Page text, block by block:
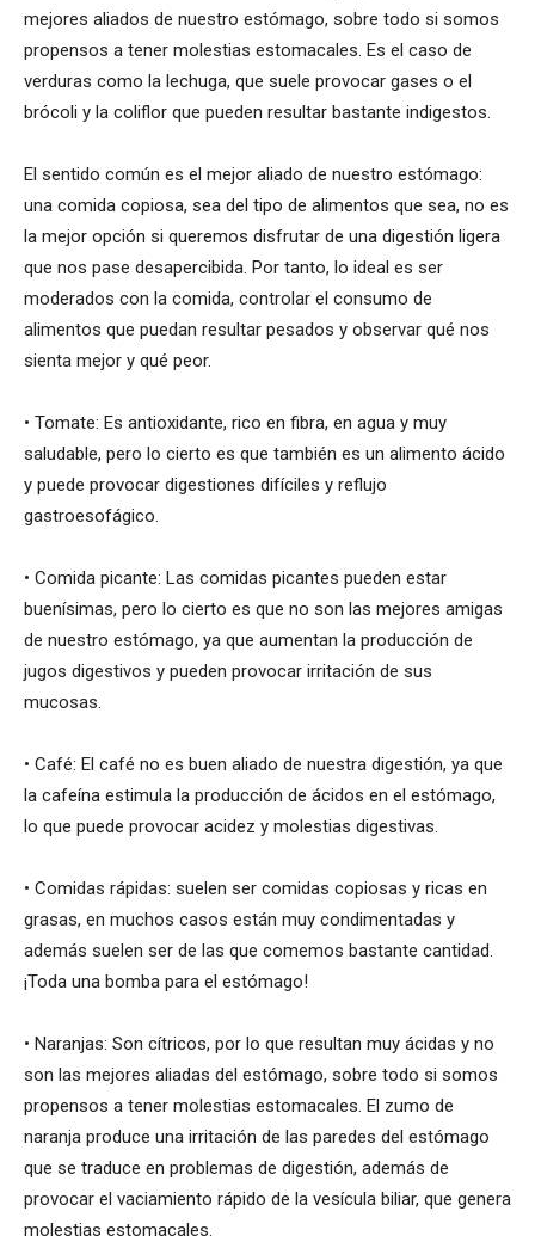
mejores aliados de nuestro estómago, sobre todo si somos
propensos a tener molestias estomacales. Es el caso de
verduras como la lechuga, que suele provocar gases o el
brócoli y la coliflor que pueden resultar bastante indigestos.
El sentido común es el mejor aliado de nuestro estómago:
una comida copiosa, sea del tipo de alimentos que sea, no es
la mejor opción si queremos disfrutar de una digestión ligera
que nos pase desapercibida. Por tanto, lo ideal es ser
moderados con la comida, controlar el consumo de
alimentos que puedan resultar pesados y observar qué nos
sienta mejor y qué peor.
• Tomate: Es antioxidante, rico en fibra, en agua y muy
saludable, pero lo cierto es que también es un alimento ácido
y puede provocar digestiones difíciles y reflujo
gastroesofágico.
• Comida picante: Las comidas picantes pueden estar
buenísimas, pero lo cierto es que no son las mejores amigas
de nuestro estómago, ya que aumentan la producción de
jugos digestivos y pueden provocar irritación de sus
mucosas.
• Café: El café no es buen aliado de nuestra digestión, ya que
la cafeína estimula la producción de ácidos en el estómago,
lo que puede provocar acidez y molestias digestivas.
• Comidas rápidas: suelen ser comidas copiosas y ricas en
grasas, en muchos casos están muy condimentadas y
además suelen ser de las que comemos bastante cantidad.
¡Toda una bomba para el estómago!
• Naranjas: Son cítricos, por lo que resultan muy ácidas y no
son las mejores aliadas del estómago, sobre todo si somos
propensos a tener molestias estomacales. El zumo de
naranja produce una irritación de las paredes del estómago
que se traduce en problemas de digestión, además de
provocar el vaciamiento rápido de la vesícula biliar, que genera
molestias estomacales.